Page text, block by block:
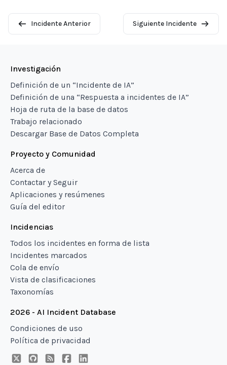
Incidente Anterior Siguiente Incidente
Investigación
Definición de un “Incidente de IA”
Definición de una “Respuesta a incidentes de IA”
Hoja de ruta de la base de datos
Trabajo relacionado
Descargar Base de Datos Completa
Proyecto y Comunidad
Acerca de
Contactar y Seguir
Aplicaciones y resúmenes
Guía del editor
Incidencias
Todos los incidentes en forma de lista
Incidentes marcados
Cola de envío
Vista de clasificaciones
Taxonomías
2026 - AI Incident Database
Condiciones de uso
Política de privacidad